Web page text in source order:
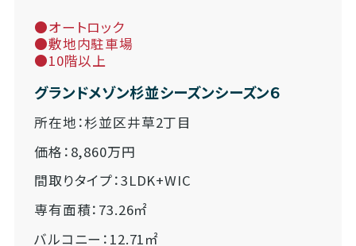
●オートロック
●敷地内駐車場
●10階以上
グランドメゾン杉並シーズンシーズン６
所在地：杉並区井草2丁目
価格：8,860万円
間取りタイプ：3LDK+WIC
専有面積：73.26㎡
バルコニー：12.71㎡